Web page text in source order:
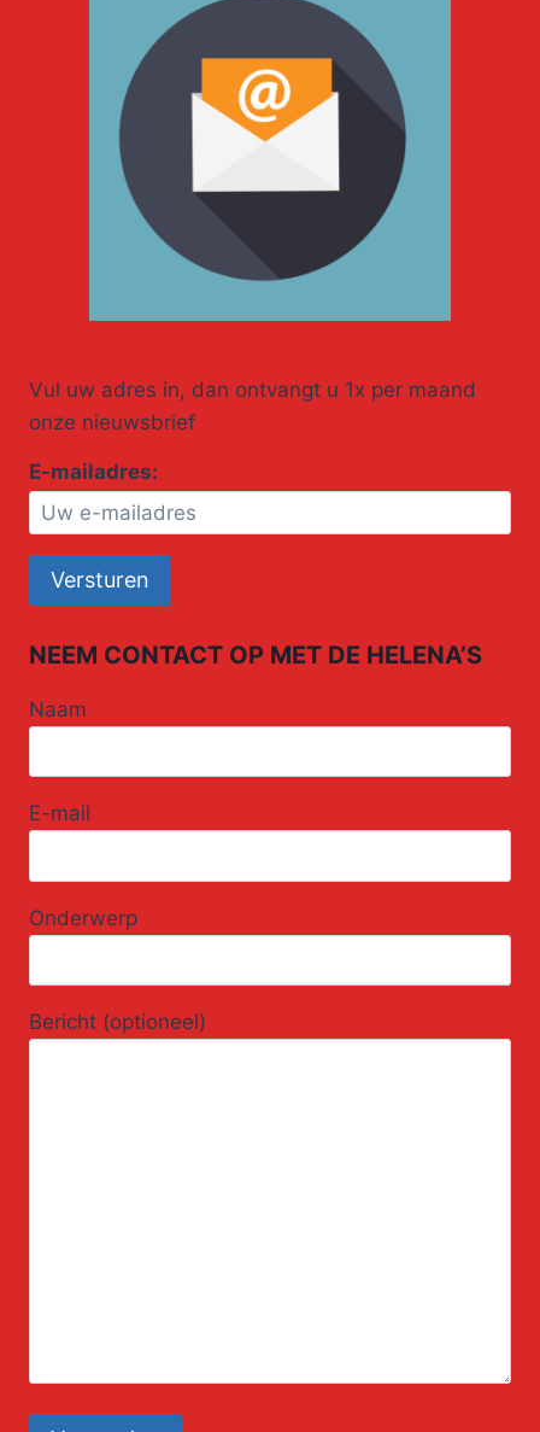
Vul uw adres in, dan ontvangt u 1x per maand
onze nieuwsbrief
E-mailadres:
NEEM CONTACT OP MET DE HELENA’S
Naam
E-mail
Onderwerp
Bericht (optioneel)